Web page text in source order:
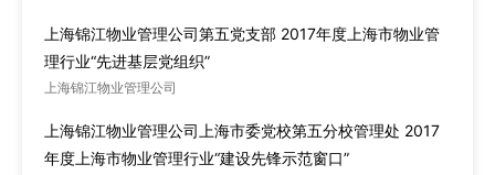
上海锦江物业管理公司第五党支部 2017年度上海市物业管
理行业“先进基层党组织”
上海锦江物业管理公司
上海锦江物业管理公司上海市委党校第五分校管理处 2017
年度上海市物业管理行业“建设先锋示范窗口”